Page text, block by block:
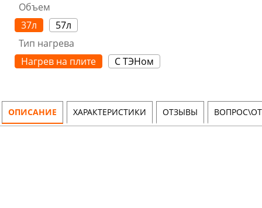
Объем
37л
57л
Тип нагрева
Нагрев на плите
С ТЭНом
ОПИСАНИЕ ХАРАКТЕРИСТИКИ ОТЗЫВЫ